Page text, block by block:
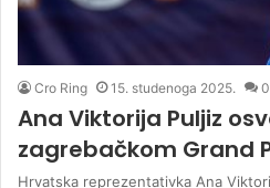
Cro Ring 15. studenoga 2025. 0
Ana Viktorija Puljiz
zagrebačkom Grand
Hrvatska reprezentativka Ana